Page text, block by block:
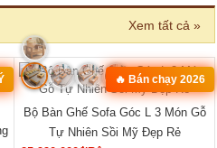
- 40%
Tủ Quần Áo Vân Sồi Tự Nhiên Tích
Hợp Kệ Bên Nhiều Tiện Ích
11.340.000đ/Cái
19.000.000